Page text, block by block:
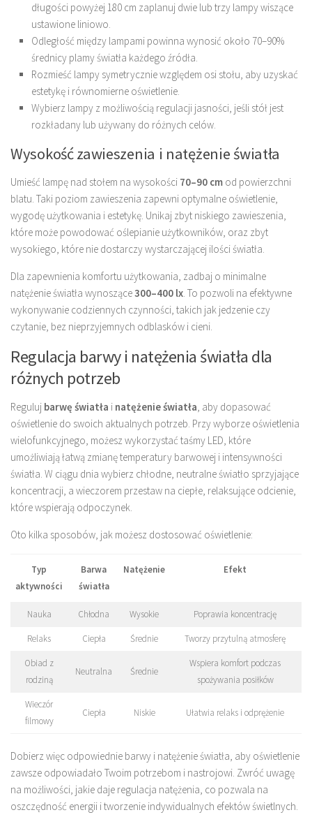
długości powyżej 180 cm zaplanuj dwie lub trzy lampy wiszące
ustawione liniowo.
Odległość między lampami powinna wynosić około 70–90%
średnicy plamy światła każdego źródła.
Rozmieść lampy symetrycznie względem osi stołu, aby uzyskać
estetykę i równomierne oświetlenie.
Wybierz lampy z możliwością regulacji jasności, jeśli stół jest
rozkładany lub używany do różnych celów.
Wysokość zawieszenia i natężenie światła
Umieść lampę nad stołem na wysokości 70–90 cm od powierzchni
blatu. Taki poziom zawieszenia zapewni optymalne oświetlenie,
wygodę użytkowania i estetykę. Unikaj zbyt niskiego zawieszenia,
które może powodować oślepianie użytkowników, oraz zbyt
wysokiego, które nie dostarczy wystarczającej ilości światła.
Dla zapewnienia komfortu użytkowania, zadbaj o minimalne
natężenie światła wynoszące300–400 lx. To pozwoli na efektywne
wykonywanie codziennych czynności, takich jak jedzenie czy
czytanie, bez nieprzyjemnych odblasków i cieni.
Regulacja barwy i natężenia światła dla
różnych potrzeb
Reguluj barwę światła i natężenie światła, aby dopasować
oświetlenie do swoich aktualnych potrzeb. Przy wyborze oświetlenia
wielofunkcyjnego, możesz wykorzystać taśmy LED, które
umożliwiają łatwą zmianę temperatury barwowej i intensywności
światła. W ciągu dnia wybierz chłodne, neutralne światło sprzyjające
koncentracji, a wieczorem przestaw na ciepłe, relaksujące odcienie,
które wspierają odpoczynek.
Oto kilka sposobów, jak możesz dostosować oświetlenie:
Typ
aktywności
Barwa
światła
Natężenie Efekt
Nauka Chłodna Wysokie Poprawia koncentrację
Relaks Ciepła Średnie Tworzy przytulną atmosferę
Obiad z
rodziną
Neutralna Średnie
Wspiera komfort podczas
spożywania posiłków
Wieczór
filmowy
Ciepła Niskie Ułatwia relaks i odprężenie
Dobierz więc odpowiednie barwy i natężenie światła, aby oświetlenie
zawsze odpowiadało Twoim potrzebom i nastrojowi. Zwróć uwagę
na możliwości, jakie daje regulacja natężenia, co pozwala na
oszczędność energii i tworzenie indywidualnych efektów świetlnych.